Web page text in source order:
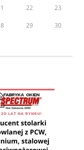
22 23
29 30